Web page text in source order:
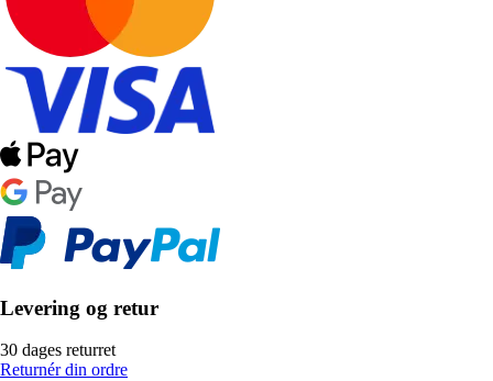
Levering og retur
30 dages returret
Returnér din ordre